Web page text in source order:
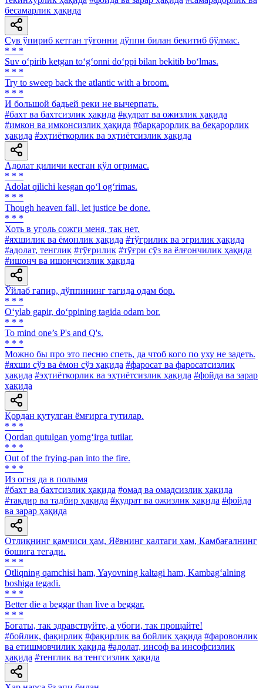
бесамарлик ҳақида
Сув ўпириб кетган тўғонни дўппи билан бекитиб бўлмас.
* * *
Suv o‘pirib ketgan to‘g‘onni do‘ppi bilan bekitib bo‘lmas.
* * *
Try to sweep back the atlantic with a broom.
* * *
И большой бадьей реки не вычерпать.
#бахт ва бахтсизлик ҳақида #қудрат ва ожизлик ҳақида
#имкон ва имконсизлик ҳақида #барқарорлик ва беқарорлик
ҳақида #эҳтиёткорлик ва эҳтиётсизлик ҳақида
Адолат қиличи кесган қўл оғримас.
* * *
Adolat qilichi kesgan qo‘l og‘rimas.
* * *
Though heaven fall, let justice be done.
* * *
Хоть в уголь сожги меня, так нет.
#яхшилик ва ёмонлик ҳақида #тўғрилик ва эгрилик ҳақида
#адолат, тенглик #тўғрилик #тўғри сўз ва ёлғончилик ҳақида
#ишонч ва ишончсизлик ҳақида
Ўйлаб гапир, дўппининг тагида одам бор.
* * *
O‘ylab gapir, do‘ppining tagida odam bor.
* * *
To mind one’s P's and Q's.
* * *
Можно бы про это песню спеть, да чтоб кого по уху не задеть.
#яхши сўз ва ёмон сўз ҳақида #фаросат ва фаросатсизлик
ҳақида #эҳтиёткорлик ва эҳтиётсизлик ҳақида #фойда ва зарар
ҳақида
Қордан қутулган ёмғирга тутилар.
* * *
Qordan qutulgan yomg‘irga tutilar.
* * *
Out of the frying-pan into the fire.
* * *
Из огня да в полымя
#бахт ва бахтсизлик ҳақида #омад ва омадсизлик ҳақида
#тақдир ва тадбир ҳақида #қудрат ва ожизлик ҳақида #фойда
ва зарар ҳақида
Отлиқнинг қамчиси ҳам, Яёвнинг калтаги ҳам, Камбағалнинг
бошига тегади.
* * *
Otliqning qamchisi ham, Yayovning kaltagi ham, Kambag‘alning
boshiga tegadi.
* * *
Better die a beggar than live a beggar.
* * *
Богаты, так здравствуйте, a убоги, так прощайте!
#бойлик, фақирлик #фақирлик ва бойлик ҳақида #фаровонлик
ва етишмовчилик ҳақида #адолат, инсоф ва инсофсизлик
ҳақида #тенглик ва тенгсизлик ҳақида